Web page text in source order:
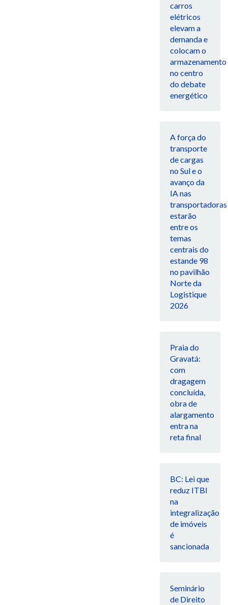
carros
elétricos
elevam a
demanda e
colocam o
armazenamento
no centro
do debate
energético
A força do
transporte
de cargas
no Sul e o
avanço da
IA nas
transportadoras
estarão
entre os
temas
centrais do
estande 98
no pavilhão
Norte da
Logistique
2026
Praia do
Gravatá:
com
dragagem
concluída,
obra de
alargamento
entra na
reta final
BC: Lei que
reduz ITBI
na
integralização
de imóveis
é
sancionada
Seminário
de Direito